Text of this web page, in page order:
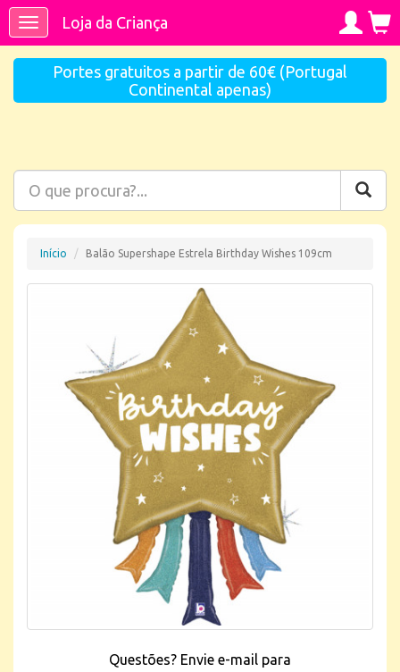
ToggleLoja da Criança
Portes gratuitos a partir de 60€ (Portugal
Continental apenas)
Início Balão Supershape Estrela Birthday Wishes 109cm
Questões? Envie e-mail para